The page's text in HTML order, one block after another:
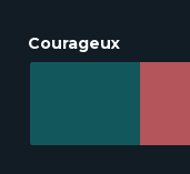
Courageux